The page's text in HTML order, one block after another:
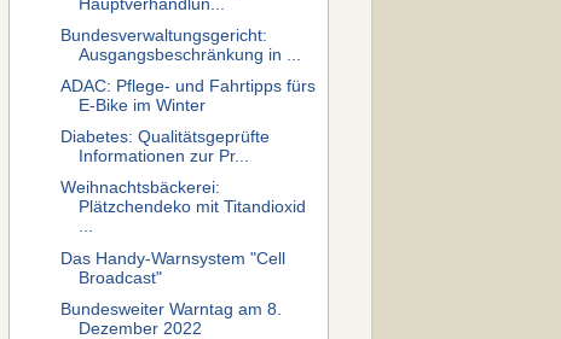
Hauptverhandlun...
Bundesverwaltungsgericht:
Ausgangsbeschränkung in ...
ADAC: Pflege- und Fahrtipps fürs
E-Bike im Winter
Diabetes: Qualitätsgeprüfte
Informationen zur Pr...
Weihnachtsbäckerei:
Plätzchendeko mit Titandioxid
...
Das Handy-Warnsystem "Cell
Broadcast"
Bundesweiter Warntag am 8.
Dezember 2022